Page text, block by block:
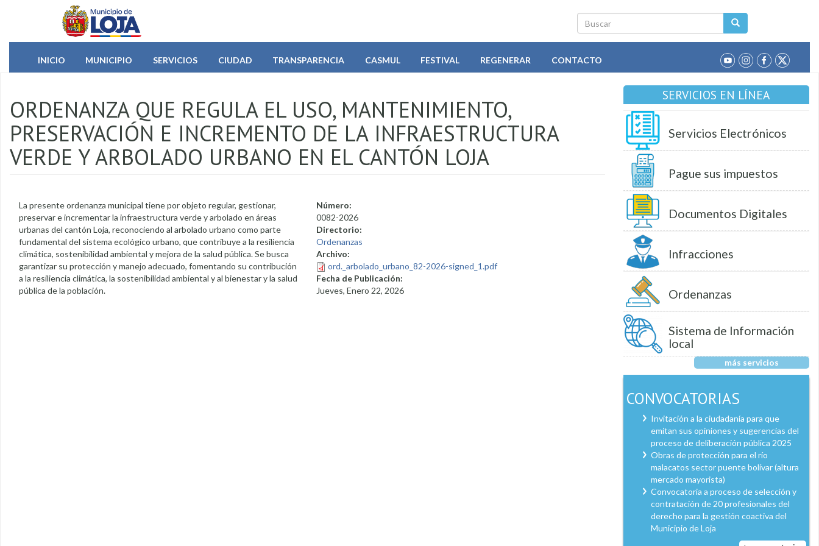
Pasar al contenido principal
Buscar
INICIO
MUNICIPIO SERVICIOS CIUDAD TRANSPARENCIA CASMUL FESTIVAL REGENERAR CONTACTO
ORDENANZA QUE REGULA EL USO, MANTENIMIENTO,
PRESERVACIÓN E INCREMENTO DE LA INFRAESTRUCTURA
VERDE Y ARBOLADO URBANO EN EL CANTÓN LOJA
La presente ordenanza municipal tiene por objeto regular, gestionar,
preservar e incrementar la infraestructura verde y arbolado en áreas
urbanas del cantón Loja, reconociendo al arbolado urbano como parte
fundamental del sistema ecológico urbano, que contribuye a la resiliencia
climática, sostenibilidad ambiental y mejora de la salud pública. Se busca
garantizar su protección y manejo adecuado, fomentando su contribución
a la resiliencia climática, la sostenibilidad ambiental y al bienestar y la salud
pública de la población.
Número:
0082-2026
Directorio:
Ordenanzas
Archivo:
ord._arbolado_urbano_82-2026-signed_1.pdf
Fecha de Publicación:
Jueves, Enero 22, 2026
SERVICIOS EN LÍNEA
Servicios Electrónicos
Pague sus impuestos
Documentos Digitales
Infracciones
Ordenanzas
Sistema de Información
local
más servicios
CONVOCATORIAS
Invitación a la ciudadanía para que
emitan sus opiniones y sugerencias del
proceso de deliberación pública 2025
Obras de protección para el río
malacatos sector puente bolívar (altura
mercado mayorista)
Convocatoria a proceso de selección y
contratación de 20 profesionales del
derecho para la gestión coactiva del
Municipio de Loja